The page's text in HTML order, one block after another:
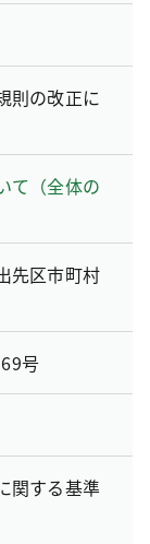
則の改正に
て（全体の
先区市町村
号
関する基準